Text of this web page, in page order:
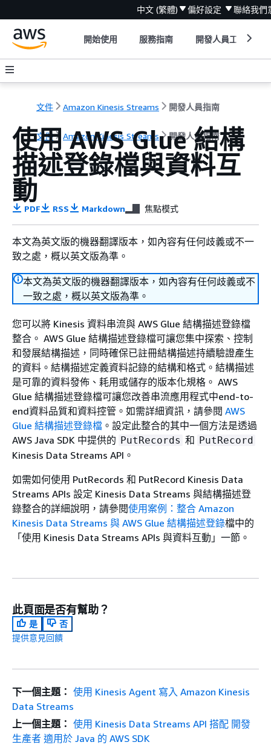
中文 (繁體) 偏好設定 聯絡我們
開始使用 服務指南 開發人員工具
文件 Amazon Kinesis Streams 開發人員指南
文件 Amazon Kinesis Streams 開發人員指南
使用 AWS Glue 結構
描述登錄檔與資料互
動
PDF RSS Markdown 焦點模式
本文為英文版的機器翻譯版本，如內容有任何歧義或不一
致之處，概以英文版為準。
本文為英文版的機器翻譯版本，如內容有任何歧義或不
一致之處，概以英文版為準。
您可以將 Kinesis 資料串流與 AWS Glue 結構描述登錄檔
整合。 AWS Glue 結構描述登錄檔可讓您集中探索、控制
和發展結構描述，同時確保已註冊結構描述持續驗證產生
的資料。結構描述定義資料記錄的結構和格式。結構描述
是可靠的資料發佈、耗用或儲存的版本化規格。 AWS
Glue 結構描述登錄檔可讓您改善串流應用程式中end-to-
end資料品質和資料控管。如需詳細資訊，請參閱 AWS
Glue 結構描述登錄檔 。設定此整合的其中一個方法是透過
AWS Java SDK 中提供的 PutRecords 和 PutRecord
Kinesis Data Streams API。
如需如何使用 PutRecords 和 PutRecord Kinesis Data
Streams APIs 設定 Kinesis Data Streams 與結構描述登
錄整合的詳細說明，請參閱使用案例：整合 Amazon
Kinesis Data Streams 與 AWS Glue 結構描述登錄檔中的
「使用 Kinesis Data Streams APIs 與資料互動」一節。
此頁面是否有幫助？
是
否
提供意見回饋
下一個主題： 使用 Kinesis Agent 寫入 Amazon Kinesis
Data Streams
上一個主題： 使用 Kinesis Data Streams API 搭配 開發
生產者 適用於 Java 的 AWS SDK